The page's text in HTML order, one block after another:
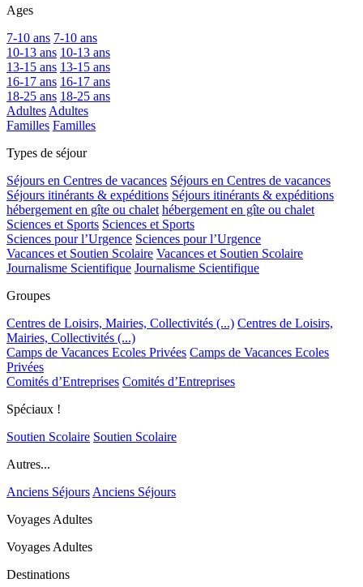
Ages
7-10 ans 7-10 ans
10-13 ans 10-13 ans
13-15 ans 13-15 ans
16-17 ans 16-17 ans
18-25 ans 18-25 ans
Adultes Adultes
Familles Familles
Types de séjour
Séjours en Centres de vacances Séjours en Centres de vacances
Séjours itinérants & expéditions Séjours itinérants & expéditions
hébergement en gîte ou chalet hébergement en gîte ou chalet
Sciences et Sports Sciences et Sports
Sciences pour l’Urgence Sciences pour l’Urgence
Vacances et Soutien Scolaire Vacances et Soutien Scolaire
Journalisme Scientifique Journalisme Scientifique
Groupes
Centres de Loisirs, Mairies, Collectivités (...) Centres de Loisirs,
Mairies, Collectivités (...)
Camps de Vacances Ecoles Privées Camps de Vacances Ecoles
Privées
Comités d’Entreprises Comités d’Entreprises
Spéciaux !
Soutien Scolaire Soutien Scolaire
Autres...
Anciens Séjours Anciens Séjours
Voyages Adultes
Voyages Adultes
Destinations